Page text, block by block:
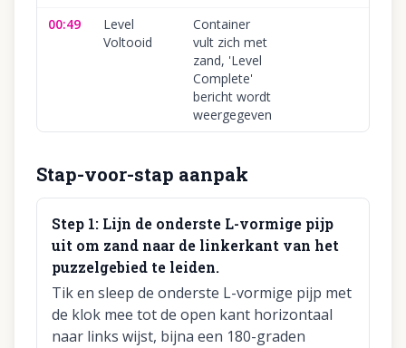
00:49
Level
Voltooid
Container
vult zich met
zand, 'Level
Complete'
bericht wordt
weergegeven
Stap-voor-stap aanpak
Step 1: Lijn de onderste L-vormige pijp
uit om zand naar de linkerkant van het
puzzelgebied te leiden.
Tik en sleep de onderste L-vormige pijp met
de klok mee tot de open kant horizontaal
naar links wijst, bijna een 180-graden